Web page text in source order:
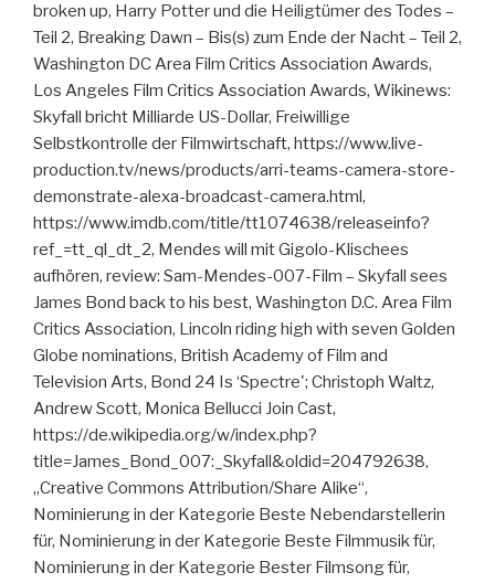
broken up, Harry Potter und die Heiligtümer des Todes –
Teil 2, Breaking Dawn – Bis(s) zum Ende der Nacht – Teil 2,
Washington DC Area Film Critics Association Awards,
Los Angeles Film Critics Association Awards, Wikinews:
Skyfall bricht Milliarde US-Dollar, Freiwillige
Selbstkontrolle der Filmwirtschaft, https://www.live-
production.tv/news/products/arri-teams-camera-store-
demonstrate-alexa-broadcast-camera.html,
https://www.imdb.com/title/tt1074638/releaseinfo?
ref_=tt_ql_dt_2, Mendes will mit Gigolo-Klischees
aufhören, review: Sam-Mendes-007-Film – Skyfall sees
James Bond back to his best, Washington D.C. Area Film
Critics Association, Lincoln riding high with seven Golden
Globe nominations, British Academy of Film and
Television Arts, Bond 24 Is ‘Spectre'; Christoph Waltz,
Andrew Scott, Monica Bellucci Join Cast,
https://de.wikipedia.org/w/index.php?
title=James_Bond_007:_Skyfall&oldid=204792638,
„Creative Commons Attribution/Share Alike“,
Nominierung in der Kategorie Beste Nebendarstellerin
für, Nominierung in der Kategorie Beste Filmmusik für,
Nominierung in der Kategorie Bester Filmsong für,